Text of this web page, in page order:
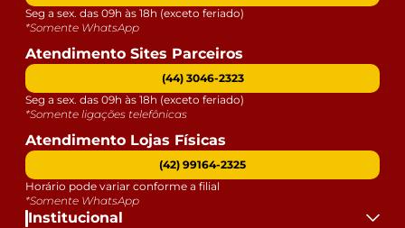
Institucional
Seg a sex. das 09h às 18h (exceto feriado)
*Somente WhatsApp
Atendimento Sites Parceiros
(44) 3046-2323
Seg a sex. das 09h às 18h (exceto feriado)
*Somente ligações telefônicas
Atendimento Lojas Físicas
(42) 99164-2325
Horário pode variar conforme a filial
*Somente WhatsApp